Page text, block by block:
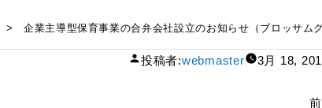
> 企業主導型保育事業の合弁会社設立のお知らせ（ブロッサムグ
投稿者:webmaster 3月 18,